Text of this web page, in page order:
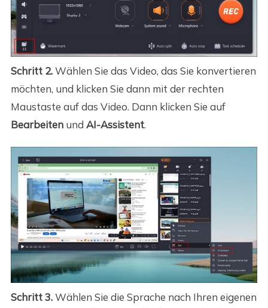
Schritt 2.Wählen Sie das Video, das Sie konvertieren
möchten, und klicken Sie dann mit der rechten
Maustaste auf das Video. Dann klicken Sie auf
Bearbeitenund AI-Assistent.
Schritt 3.Wählen Sie die Sprache nach Ihren eigenen